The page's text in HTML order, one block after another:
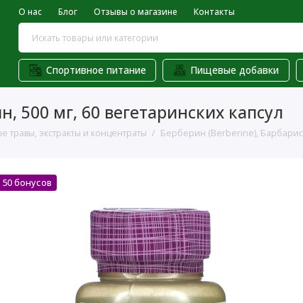
О нас Блог Отзывы о магазине Контакты
Спортивное питание Пищевые добавки
500 мг, 60 вегетаринских капсул
травы, экстракты и концентраты Берберин (Berberine), Барбарис
50 бонусов